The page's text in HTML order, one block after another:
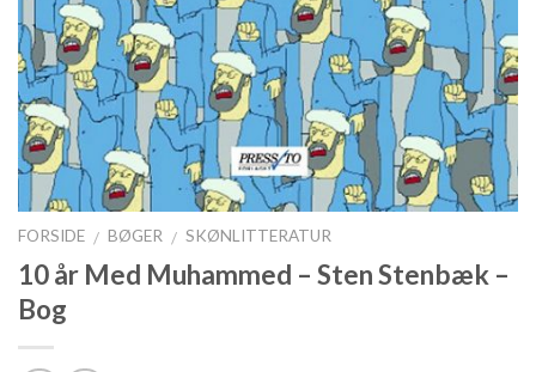
FORSIDE / BØGER / SKØNLITTERATUR
10 år Med Muhammed – Sten Stenbæk –
Bog